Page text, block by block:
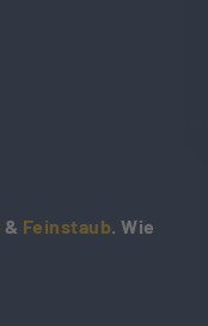
& Feinstaub. Wie